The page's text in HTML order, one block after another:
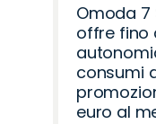
Omoda 7
offre fino
consumi
euro al